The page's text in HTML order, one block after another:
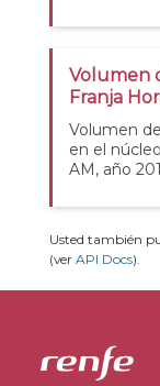
Volumen
Franja
Volumen
en el
AM, año
Usted también
(ver API Docs).